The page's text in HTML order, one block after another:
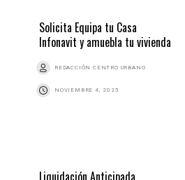
Solicita Equipa tu Casa
Infonavit y amuebla tu vivienda
REDACCIÓN CENTRO URBANO
NOVIEMBRE 4, 2025
Liquidación Anticipada